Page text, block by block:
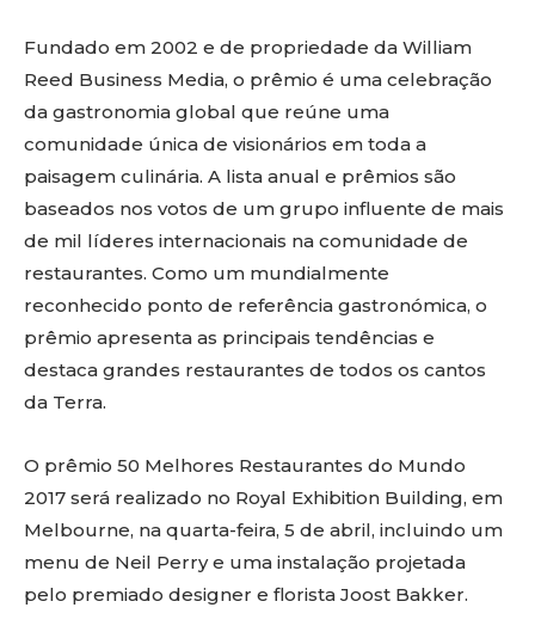
Fundado em 2002 e de propriedade da William
Reed Business Media, o prêmio é uma celebração
da gastronomia global que reúne uma
comunidade única de visionários em toda a
paisagem culinária. A lista anual e prêmios são
baseados nos votos de um grupo influente de mais
de mil líderes internacionais na comunidade de
restaurantes. Como um mundialmente
reconhecido ponto de referência gastronómica, o
prêmio apresenta as principais tendências e
destaca grandes restaurantes de todos os cantos
da Terra.
O prêmio 50 Melhores Restaurantes do Mundo
2017 será realizado no Royal Exhibition Building, em
Melbourne, na quarta-feira, 5 de abril, incluindo um
menu de Neil Perry e uma instalação projetada
pelo premiado designer e florista Joost Bakker.